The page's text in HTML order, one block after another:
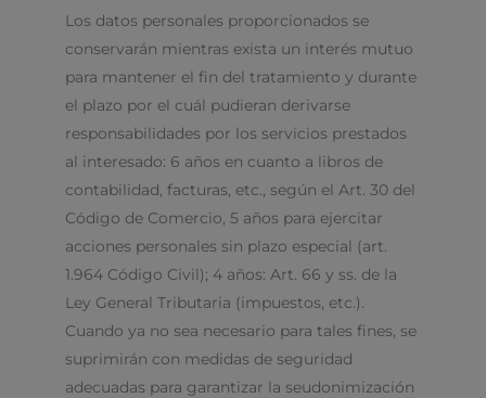
Los datos personales proporcionados se
conservarán mientras exista un interés mutuo
para mantener el fin del tratamiento y durante
el plazo por el cuál pudieran derivarse
responsabilidades por los servicios prestados
al interesado: 6 años en cuanto a libros de
contabilidad, facturas, etc., según el Art. 30 del
Código de Comercio, 5 años para ejercitar
acciones personales sin plazo especial (art.
1.964 Código Civil); 4 años: Art. 66 y ss. de la
Ley General Tributaria (impuestos, etc.).
Cuando ya no sea necesario para tales fines, se
suprimirán con medidas de seguridad
adecuadas para garantizar la seudonimización